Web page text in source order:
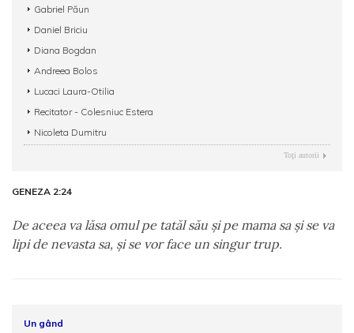
Gabriel Păun
Daniel Briciu
Diana Bogdan
Andreea Bolos
Lucaci Laura-Otilia
Recitator - Colesniuc Estera
Nicoleta Dumitru
Toţi autorii
GENEZA 2:24
De aceea va lăsa omul pe tatăl său şi pe mama sa şi se va
lipi de nevasta sa, şi se vor face un singur trup.
Un gând